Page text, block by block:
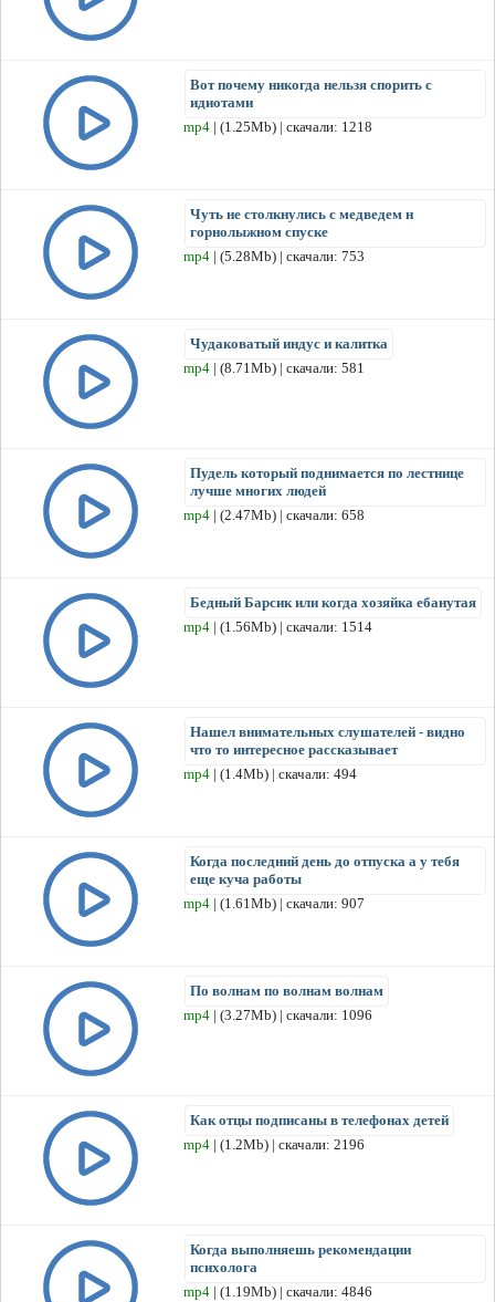
Вот почему никогда нельзя спорить с
идиотами
mp4 | (1.25Mb) | скачали: 1218
Чуть не столкнулись с медведем н
горнолыжном спуске
mp4 | (5.28Mb) | скачали: 753
Чудаковатый индус и калитка
mp4 | (8.71Mb) | скачали: 581
Пудель который поднимается по лестнице
лучше многих людей
mp4 | (2.47Mb) | скачали: 658
Бедный Барсик или когда хозяйка ебанутая
mp4 | (1.56Mb) | скачали: 1514
Нашел внимательных слушателей - видно
что то интересное рассказывает
mp4 | (1.4Mb) | скачали: 494
Когда последний день до отпуска а у тебя
еще куча работы
mp4 | (1.61Mb) | скачали: 907
По волнам по волнам волнам
mp4 | (3.27Mb) | скачали: 1096
Как отцы подписаны в телефонах детей
mp4 | (1.2Mb) | скачали: 2196
Когда выполняешь рекомендации
психолога
mp4 | (1.19Mb) | скачали: 4846